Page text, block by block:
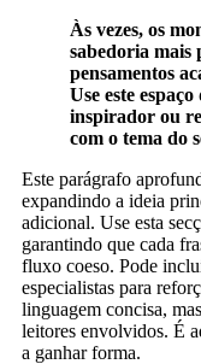
Às vezes, os
sabedoria mais
pensamentos
Use este
inspirador ou
com o tema do
Este parágrafo
expandindo a ideia
adicional. Use esta
garantindo que cada
fluxo coeso. Pode
especialistas para
linguagem concisa,
leitores envolvidos. É
a ganhar forma.